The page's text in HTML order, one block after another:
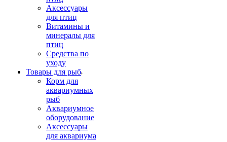
Аксессуары
для птиц
Витамины и
минералы для
птиц
Средства по
уходу
Товары для рыб
Корм для
аквариумных
рыб
Аквариумное
оборудование
Аксессуары
для аквариума